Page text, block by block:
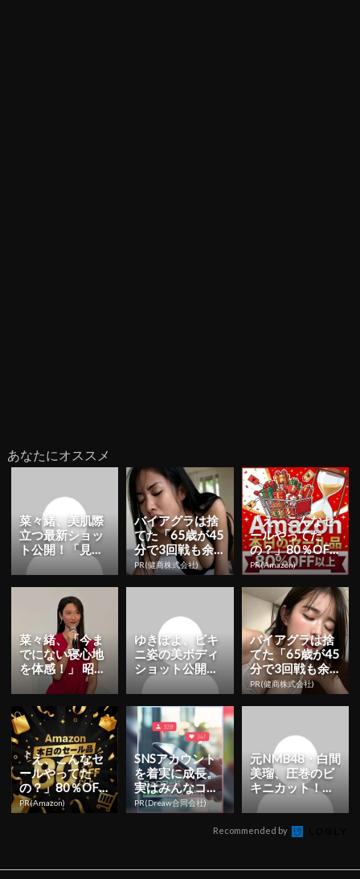
あなたにオススメ
菜々緒、美肌際
立つ最新ショッ
ト公開！「見惚
れちゃうまし
た」「ドキッと
する美しさ」...
バイアグラは捨
てた「65歳が45
分で3回戦も余
裕」980円で朝
まで絶好調！
PR(健商株式会社)
「え、こんなセ
ールやってた
の？」80％OFF
以上が続々登
場！Amazonの本
気が...
PR(Amazon)
菜々緒、「今ま
でにない寝心地
を体感！」 昭和
西川MuAtsu（ム
アツ）イメージ
キ...
ゆきぽよ、ビキ
ニ姿の美ボディ
ショット公開！
「めっちゃ可愛
い」「人魚姫み
たい」 |...
バイアグラは捨
てた「65歳が45
分で3回戦も余
裕」980円で朝
まで絶好調！
PR(健商株式会社)
「え、こんなセ
ールやってた
の？」80％OFF
以上が続々登
場！Amazonの本
PR(Amazon)
SNSアカウント
を着実に成長。
実はみんなココ
使ってます。
PR(Dreaw合同会社)
元NMB48・白間
美瑠、圧巻のビ
キニカット！写
真集発売を発表
「ナチュラルな
大人の...
Recommended by